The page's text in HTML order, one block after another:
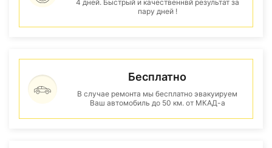
4 дней. Быстрый и качественнвй результат за
пару дней !
Бесплатно
В случае ремонта мы бесплатно эвакуируем
Ваш автомобиль до 50 км. от МКАД-а